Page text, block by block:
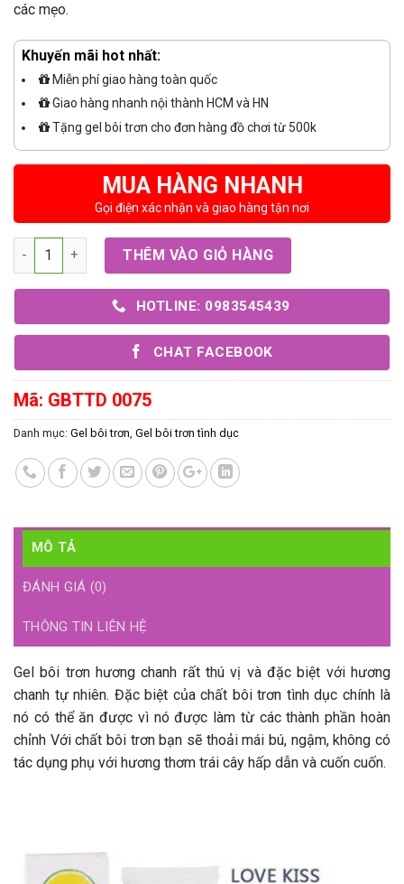
các mẹo.
Khuyến mãi hot nhất:
Miễn phí giao hàng toàn quốc
Giao hàng nhanh nội thành HCM và HN
Tặng gel bôi trơn cho đơn hàng đồ chơi từ 500k
MUA HÀNG NHANH
Gọi điện xác nhận và giao hàng tận nơi
Số lượng THÊM VÀO GIỎ HÀNG
HOTLINE: 0983545439
CHAT FACEBOOK
Mã: GBTTD 0075
Danh mục: Gel bôi trơn Gel bôi trơn tình dục
MÔ TẢ
ĐÁNH GIÁ (0)
THÔNG TIN LIÊN HỆ
Gel bôi trơn hương chanh rất thú vị và đặc biệt với hương
chanh tự nhiên. Đặc biệt của chất bôi trơn tình dục chính là
nó có thể ăn được vì nó được làm từ các thành phần hoàn
chỉnh Với chất bôi trơn bạn sẽ thoải mái bú, ngậm, không có
tác dụng phụ với hương thơm trái cây hấp dẫn và cuốn cuốn.